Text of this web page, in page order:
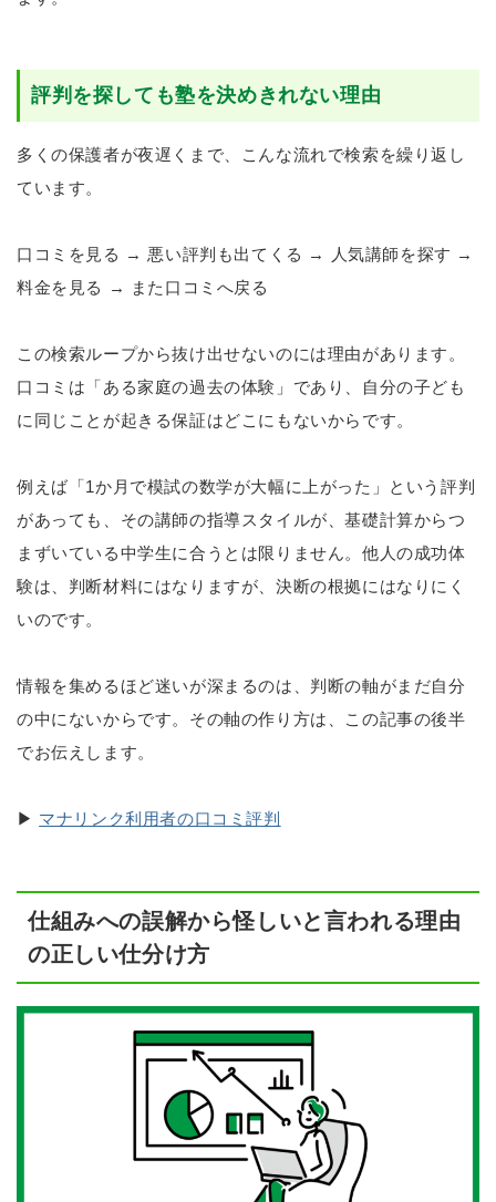
評判を探しても塾を決めきれない理由
多くの保護者が夜遅くまで、こんな流れで検索を繰り返し
ています。
口コミを見る → 悪い評判も出てくる → 人気講師を探す →
料金を見る → また口コミへ戻る
この検索ループから抜け出せないのには理由があります。
口コミは「ある家庭の過去の体験」であり、自分の子ども
に同じことが起きる保証はどこにもないからです。
例えば「1か月で模試の数学が大幅に上がった」という評判
があっても、その講師の指導スタイルが、基礎計算からつ
まずいている中学生に合うとは限りません。他人の成功体
験は、判断材料にはなりますが、決断の根拠にはなりにく
いのです。
情報を集めるほど迷いが深まるのは、判断の軸がまだ自分
の中にないからです。その軸の作り方は、この記事の後半
でお伝えします。
▶ マナリンク利用者の口コミ評判
仕組みへの誤解から怪しいと言われる理由
の正しい仕分け方